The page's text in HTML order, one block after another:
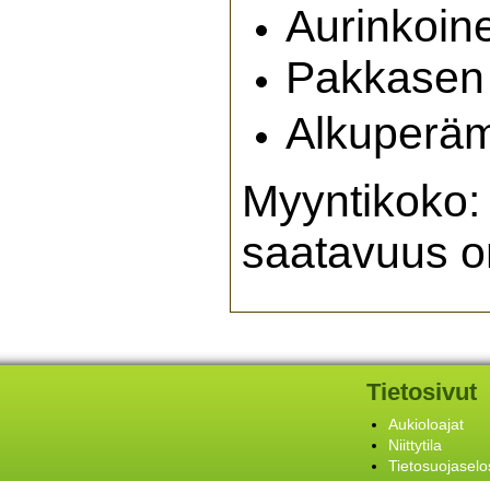
saatavuus
Tietosivut
Aukioloajat
Niittytila